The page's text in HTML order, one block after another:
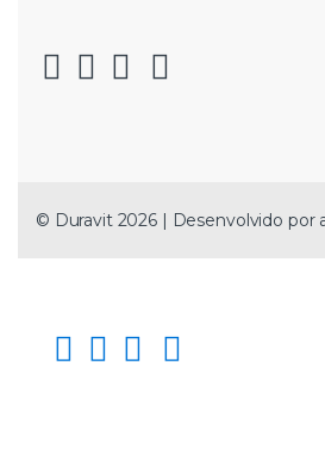
© Duravit 2026 | Desenvolvido por